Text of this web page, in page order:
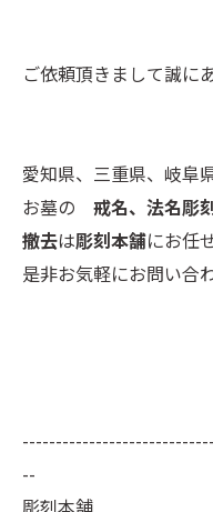
ご依頼頂きまして誠に
愛知県、三重県、岐阜
お墓の 戒名、法名
撤去は彫刻本舗にお任
是非お気軽にお問い合
--
彫刻本舗